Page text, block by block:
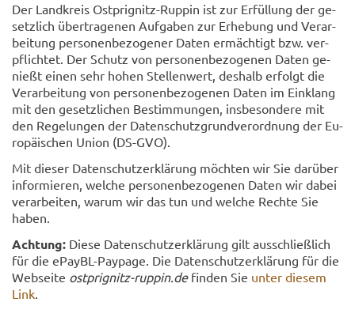
Der Land­kreis Ostprignitz-​Ruppin ist zur Er­fül­lung der ge­
setz­lich über­tra­ge­nen Auf­ga­ben zur Er­he­bung und Ver­ar­
bei­tung per­so­nen­be­zo­ge­ner Daten er­mäch­tigt bzw. ver­
pflich­tet. Der Schutz von per­so­nen­be­zo­ge­nen Daten ge­
nießt einen sehr hohen Stel­len­wert, des­halb er­folgt die
Ver­ar­bei­tung von per­so­nen­be­zo­ge­nen Daten im Ein­klang
mit den ge­setz­li­chen Be­stim­mun­gen, ins­be­son­de­re mit
den Re­ge­lun­gen der Da­ten­schutz­grund­ver­ord­nung der Eu­
ro­päi­schen Union (DS-​GVO).
Mit die­ser Da­ten­schutz­er­klä­rung möch­ten wir Sie dar­über
in­for­mie­ren, wel­che per­so­nen­be­zo­ge­nen Daten wir dabei
ver­ar­bei­ten, warum wir das tun und wel­che Rech­te Sie
haben.
Ach­tung: Diese Da­ten­schutz­er­klä­rung gilt aus­schließ­lich
für die ePayBL-​Paypage. Die Da­ten­schutz­er­klä­rung für die
Web­sei­te ostprignitz-​ruppin.defin­den Sie unter die­sem
Link.